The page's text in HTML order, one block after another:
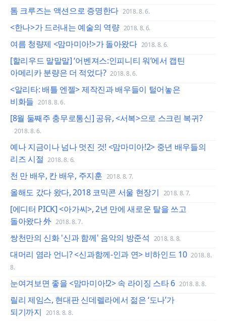
톰 크루즈는 액션으로 증명한다 2018. 8. 6.
<한나>가 드러내는 예술의 역량 2018. 8. 6.
여름 청량제 <맘마미아!>가 돌아왔다 2018. 8. 6.
[할리우드 말말말] ‘어벤져스:인피니티 워’에서 캡틴
아메리카 분량은 더 적었다? 2018. 8. 6.
<알리타: 배틀 엔젤> 제작진과 배우들이 털어놓은
비화들 2018. 8. 6.
[8월 둘째주 충무로통신] 공유, <서복>으로 스크린 복귀?
2018. 8. 6.
예나 지금이나 넘나 멋진 것! <맘마미아!2> 중년 배우들의
리즈 시절 2018. 8. 6.
천 만 배우, 칸 배우, 주지훈 2018. 8. 7.
올해도 갔다 왔다, 2018 코믹콘 서울 현장기 2018. 8. 7.
[에디터 PICK] <아가씨>, 2년 만에 새로운 탈을 쓰고
돌아왔다 外 2018. 8. 7.
쌍천만의 신화 '신과 함께' 음악의 방준석 2018. 8. 8.
대머리 염라 언니? <신과함께-인과 연> 비하인드 10 2018. 8.
8.
눈여겨보면 좋을 <맘마미아!2> 속 라이징 스타 6 2018. 8. 8.
릴리 제임스, 현대판 신데렐라에서 젊은 ‘도나’가
되기까지 2018. 8. 8.